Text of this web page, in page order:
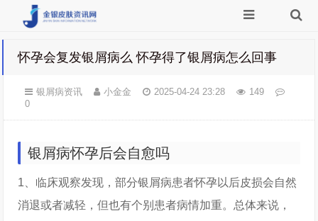
怀孕会复发银屑病么 怀孕得了银屑病怎么回事
银屑病资讯 小金金 2025-04-24 23:28
149
0
银屑病怀孕后会自愈吗
1、临床观察发现，部分银屑病患者怀孕以后皮损会自然
消退或者减轻，但也有个别患者病情加重。总体来说，